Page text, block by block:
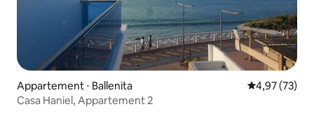
Appartement ⋅ Ballenita Évaluation
4,97 (73)
Casa Haniel, Appartement 2